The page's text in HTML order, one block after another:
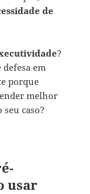
de
?
em
porque
melhor
caso?
usar